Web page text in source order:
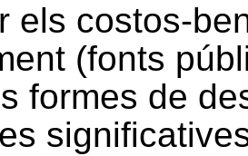
els costos-
(fonts
formes de